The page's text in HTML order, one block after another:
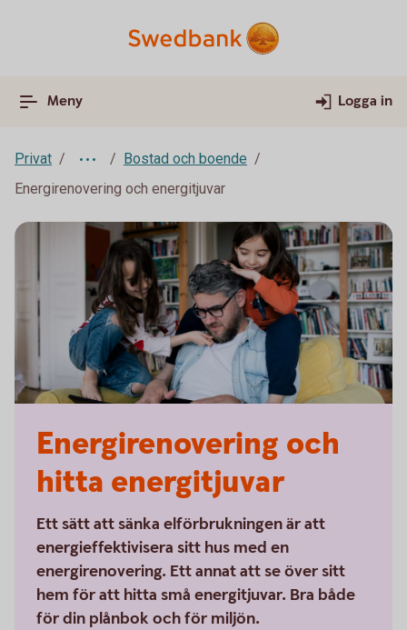
Meny Logga in
Privat
Bostad och boende
Energirenovering och energitjuvar
Energirenovering och
hitta energitjuvar
Ett sätt att sänka elförbrukningen är att
energieffektivisera sitt hus med en
energirenovering. Ett annat att se över sitt
hem för att hitta små energitjuvar. Bra både
för din plånbok och för miljön.